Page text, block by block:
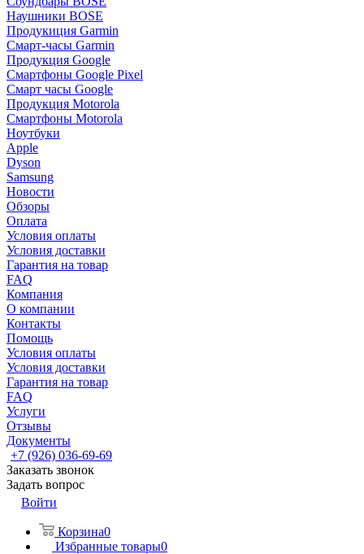
Наушники BOSE
Продукиция Garmin
Смарт-часы Garmin
Продукция Google
Смартфоны Google Pixel
Смарт часы Google
Продукция Motorola
Смартфоны Motorola
Ноутбуки
Apple
Dyson
Samsung
Новости
Обзоры
Оплата
Условия оплаты
Условия доставки
Гарантия на товар
FAQ
Компания
О компании
Контакты
Помощь
Условия оплаты
Условия доставки
Гарантия на товар
FAQ
Услуги
Отзывы
Документы
+7 (926) 036-69-69
Заказать звонок
Задать вопрос
Войти
Корзина0
Избранные товары0